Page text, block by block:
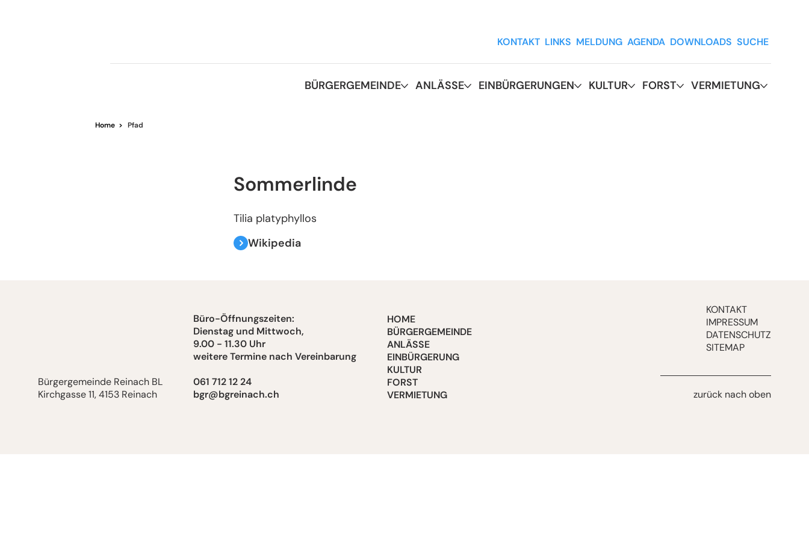
BÜRGERGEMEINDE ANLÄSSE EINBÜRGERUNGEN KULTUR FORST VERMIETUNG
KONTAKT LINKS MELDUNG AGENDA DOWNLOADS SUCHE
Home > Pfad
Sommerlinde
Tilia platyphyllos
Wikipedia
Bürgergemeinde Reinach BL
Kirchgasse 11, 4153 Reinach
Büro-Öffnungszeiten:
Dienstag und Mittwoch,
9.00 - 11.30 Uhr
weitere Termine nach Vereinbarung
061 712 12 24
bgr@bgreinach.ch
HOME
BÜRGERGEMEINDE
ANLÄSSE
EINBÜRGERUNG
KULTUR
FORST
VERMIETUNG
KONTAKT
IMPRESSUM
DATENSCHUTZ
SITEMAP
zurück nach oben